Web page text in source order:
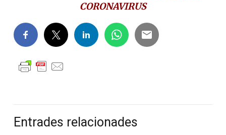
CORONAVIRUS
Entrades relacionades